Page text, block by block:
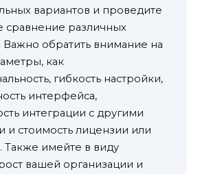
вариантов и проведите
сравнение различных
обратить внимание на
как
гибкость настройки,
интерфейса,
интеграции с другими
и стоимость лицензии или
Также имейте в виду
вашей организации и